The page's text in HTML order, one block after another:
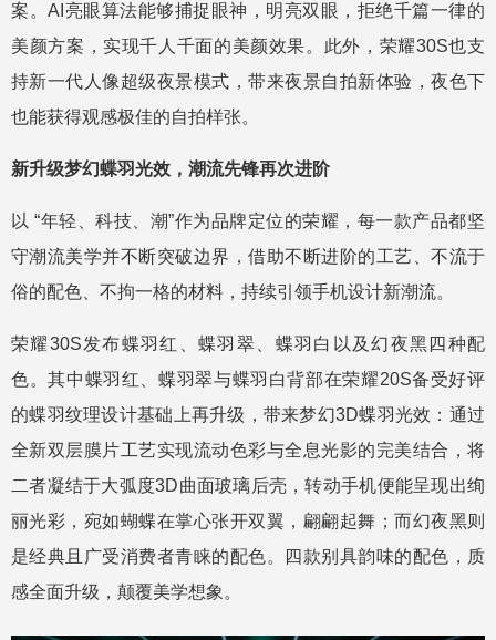
案。AI亮眼算法能够捕捉眼神，明亮双眼，拒绝千篇一律的
美颜方案，实现千人千面的美颜效果。此外，荣耀30S也支
持新一代人像超级夜景模式，带来夜景自拍新体验，夜色下
也能获得观感极佳的自拍样张。
新升级梦幻蝶羽光效，潮流先锋再次进阶
以 “年轻、科技、潮”作为品牌定位的荣耀，每一款产品都坚
守潮流美学并不断突破边界，借助不断进阶的工艺、不流于
俗的配色、不拘一格的材料，持续引领手机设计新潮流。
荣耀30S发布蝶羽红、蝶羽翠、蝶羽白以及幻夜黑四种配
色。其中蝶羽红、蝶羽翠与蝶羽白背部在荣耀20S备受好评
的蝶羽纹理设计基础上再升级，带来梦幻3D蝶羽光效：通过
全新双层膜片工艺实现流动色彩与全息光影的完美结合，将
二者凝结于大弧度3D曲面玻璃后壳，转动手机便能呈现出绚
丽光彩，宛如蝴蝶在掌心张开双翼，翩翩起舞；而幻夜黑则
是经典且广受消费者青睐的配色。四款别具韵味的配色，质
感全面升级，颠覆美学想象。